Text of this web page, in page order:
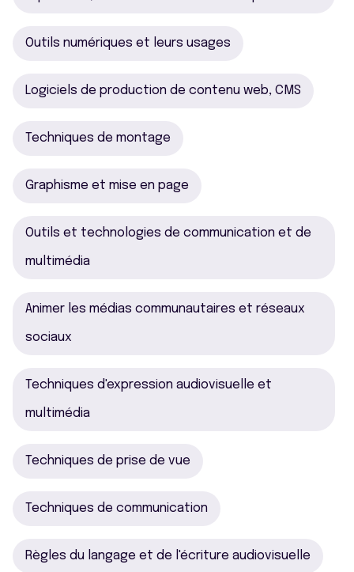
Outils numériques et leurs usages
Logiciels de production de contenu web, CMS
Techniques de montage
Graphisme et mise en page
Outils et technologies de communication et de
multimédia
Animer les médias communautaires et réseaux
sociaux
Techniques d'expression audiovisuelle et
multimédia
Techniques de prise de vue
Techniques de communication
Règles du langage et de l'écriture audiovisuelle